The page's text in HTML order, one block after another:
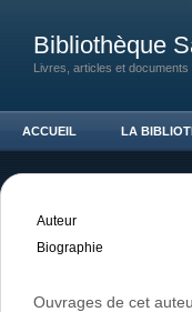
Bibliothèque
Livres, articles et documents
ACCUEIL LA
Auteur
Biographie
Ouvrages de cet